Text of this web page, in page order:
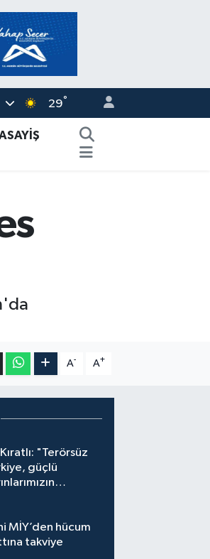
29°
A- A+
"Terörsüz
güçlü
MİY’den hücum
takviye